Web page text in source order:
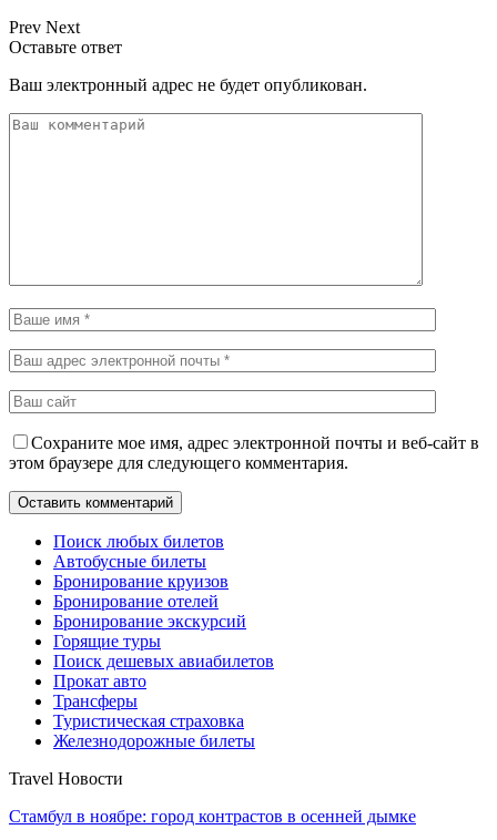
Prev Next
Оставьте ответ
Ваш электронный адрес не будет опубликован.
Сохраните мое имя, адрес электронной почты и веб-сайт в
этом браузере для следующего комментария.
Поиск любых билетов
Автобусные билеты
Бронирование круизов
Бронирование отелей
Бронирование экскурсий
Горящие туры
Поиск дешевых авиабилетов
Прокат авто
Трансферы
Туристическая страховка
Железнодорожные билеты
Travel Новости
Стамбул в ноябре: город контрастов в осенней дымке